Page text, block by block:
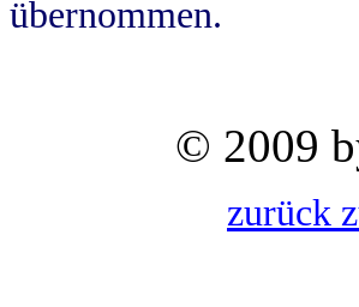
übernommen.
© 2009
zurück